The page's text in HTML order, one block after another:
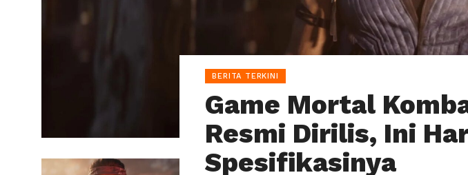
BERITA TERKINI
Game Mortal
Resmi Dirilis, Ini
Spesifikasinya